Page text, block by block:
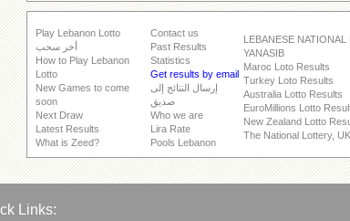
Play Lebanon Lotto
أخر سحب
How to Play Lebanon
Lotto
New Games to come
soon
Next Draw
Latest Results
What is Zeed?
Contact us
Past Results
Statistics
Get results by email
إرسال النتائج إلى
صديق
Who we are
Lira Rate
Pools Lebanon
LEBANESE NATIONAL
YANASIB
Maroc Loto Results
Turkey Loto Results
Australia Lotto Results
EuroMillions Lotto
New Zealand Lotto
The National Lottery, UK
Links: